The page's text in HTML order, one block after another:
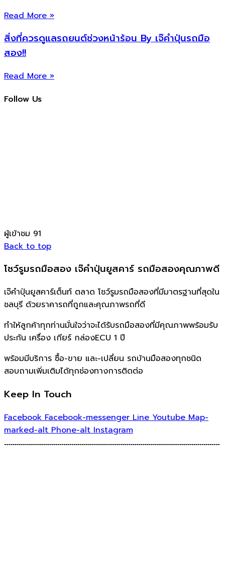
Read More »
สิ่งที่ควรดูแลรถยนต์ช่วงหน้าร้อน By เจ๊คำปุ่นรถมือ
สอง!!
Read More »
Follow Us
ผู้เข้าชม 91
Back to top
โชว์รูมรถมือสอง เจ๊คำปุ่นยูสคาร์ รถมือสองคุณภาพดี
เจ๊คำปุ่นยูสคาร์เต็นท์ ตลาด โชว์รูมรถมือสองที่มีมาตรฐานที่สุดใน
ชลบุรี ด้วยราคารถที่ถูกและคุณภาพรถที่ดี
ทำให้ลูกค้าทุกท่านมั่นใจว่าจะได้รับรถมือสองที่มีคุณภาพพร้อมรับ
ประกัน เครื่อง เกียร์ กล่องECU 1 ปี
พร้อมมีบริการ ซื้อ-ขาย และ-เปลี่ยน รถบ้านมือสองทุกชนิด
สอบถามเพิ่มเติมได้ทุกช่องทางการติดต่อ
Keep In Touch
Facebook Facebook-messenger Line Youtube Map-
marked-alt Phone-alt Instagram